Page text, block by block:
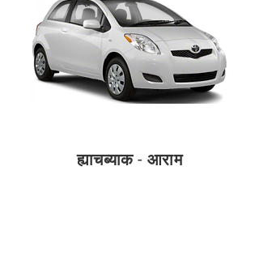
ह्याचब्याक - आराम